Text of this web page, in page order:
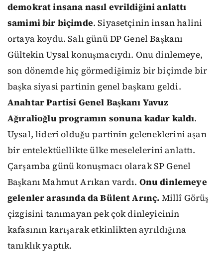
demokrat insana nasıl evrildiğini anlattı
samimi bir biçimde. Siyasetçinin insan halini
ortaya koydu. Salı günü DP Genel Başkanı
Gültekin Uysal konuşmacıydı. Onu dinlemeye,
son dönemde hiç görmediğimiz bir biçimde bir
başka siyasi partinin genel başkanı geldi.
Anahtar Partisi Genel Başkanı Yavuz
Ağıralioğlu programın sonuna kadar kaldı.
Uysal, lideri olduğu partinin geleneklerini aşan
bir entelektüellikte ülke meselelerini anlattı.
Çarşamba günü konuşmacı olarak SP Genel
Başkanı Mahmut Arıkan vardı. Onu dinlemeye
gelenler arasında da Bülent Arınç. Millî Görüş
çizgisini tanımayan pek çok dinleyicinin
kafasının karışarak etkinlikten ayrıldığına
tanıklık yaptık.